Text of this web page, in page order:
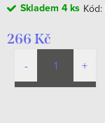
Skladem 4 ks Kód:
266 Kč